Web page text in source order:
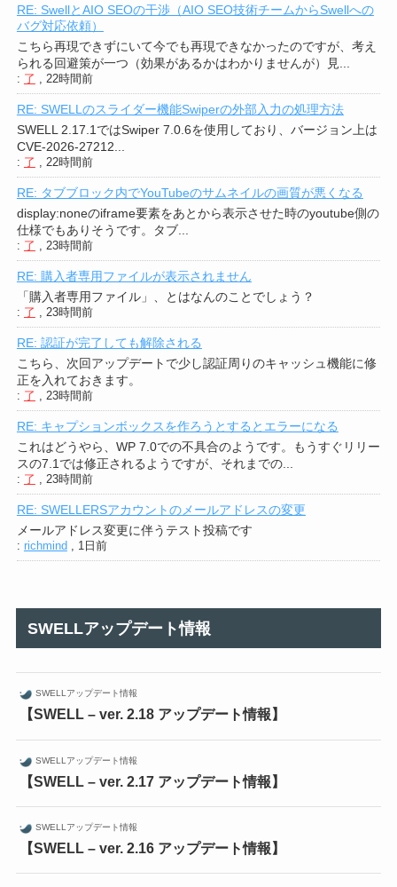
RE: SwellとAIO SEOの干渉（AIO SEO技術チームからSwellへの
バグ対応依頼）
こちら再現できずにいて今でも再現できなかったのですが、考え
られる回避策が一つ（効果があるかはわかりませんが）見...
: 了 , 22時間前
RE: SWELLのスライダー機能Swiperの外部入力の処理方法
SWELL 2.17.1ではSwiper 7.0.6を使用しており、バージョン上は
CVE-2026-27212...
: 了 , 22時間前
RE: タブブロック内でYouTubeのサムネイルの画質が悪くなる
display:noneのiframe要素をあとから表示させた時のyoutube側の
仕様でもありそうです。タブ...
: 了 , 23時間前
RE: 購入者専用ファイルが表示されません
「購入者専用ファイル」、とはなんのことでしょう？
: 了 , 23時間前
RE: 認証が完了しても解除される
こちら、次回アップデートで少し認証周りのキャッシュ機能に修
正を入れておきます。
: 了 , 23時間前
RE: キャプションボックスを作ろうとするとエラーになる
これはどうやら、WP 7.0での不具合のようです。もうすぐリリー
スの7.1では修正されるようですが、それまでの...
: 了 , 23時間前
RE: SWELLERSアカウントのメールアドレスの変更
メールアドレス変更に伴うテスト投稿です
: richmind , 1日前
SWELLアップデート情報
SWELLアップデート情報
【SWELL – ver. 2.18 アップデート情報】
SWELLアップデート情報
【SWELL – ver. 2.17 アップデート情報】
SWELLアップデート情報
【SWELL – ver. 2.16 アップデート情報】